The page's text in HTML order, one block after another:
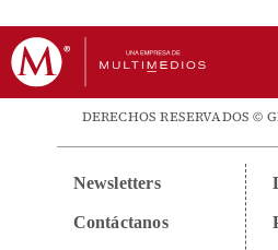
DERECHOS RESERVADOS ©
Newsletters
Contáctanos